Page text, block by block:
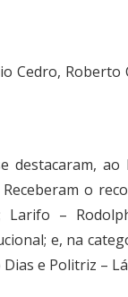
Cedro,
destacaram,
o
Larifo –
e, na
e Politriz –